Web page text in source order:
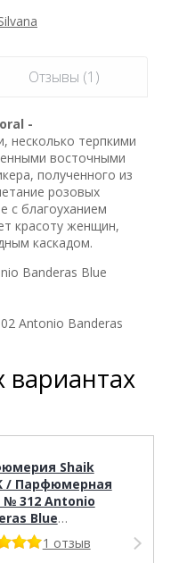
Отзывы (1)
-
несколько терпкими
восточными
полученного из
розовых
с благоуханием
красоту женщин,
каскадом.
Banderas Blue
Antonio Banderas
вариантах
Shaik
/ Парфюмерная
№ 312 Antonio
Blue
20 мл.
1 отзыв